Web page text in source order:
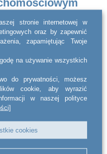
act BSWW legal & tax
na utworzeniu joint venture i
w celu realizacji presti...
CZYTAJ DALEJ
stronie internetowej w
oraz by zapewnić
zapamiętując Twoje
na używanie wszystkich
do prywatności, możesz
cookie, aby wyrazić
w naszej polityce
cookies